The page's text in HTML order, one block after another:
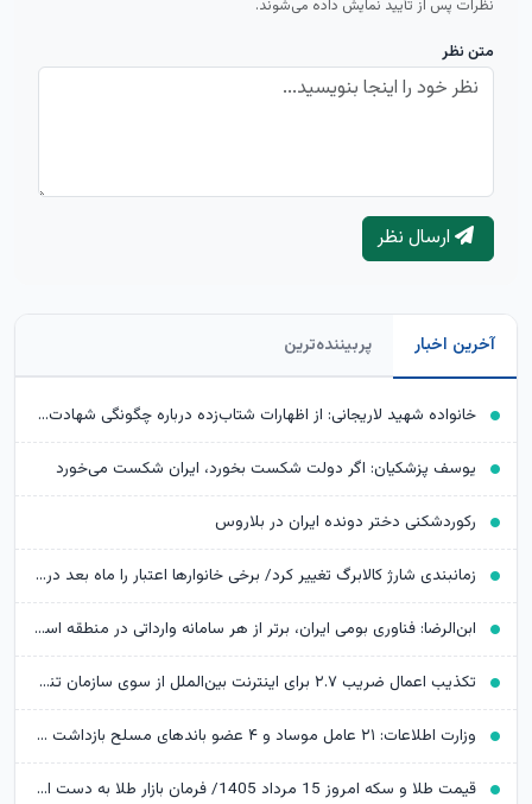
نظرات پس از تأیید نمایش داده می‌شوند.
متن نظر
ارسال نظر
آخرین اخبار پربیننده‌ترین
خانواده شهید لاریجانی: از اظهارات شتاب‌زده درباره چگونگی شهادت اجتناب کنید
یوسف پزشکیان: اگر دولت شکست بخورد، ایران شکست می‌خورد
رکوردشکنی دختر دونده ایران در بلاروس
زمانبندی شارژ کالابرگ تغییر کرد/ برخی خانوارها اعتبار را ماه بعد دریافت می‌کنند
ابن‌الرضا: فناوری بومی ایران، برتر از هر سامانه وارداتی در منطقه است
تکذیب اعمال ضریب ۲.۷ برای اینترنت بین‌الملل از سوی سازمان تنظیم مقررات
وزارت اطلاعات: ۲۱ عامل موساد و ۴ عضو باندهای مسلح بازداشت شدند
قیمت طلا و سکه امروز 15 مرداد 1405/ فرمان بازار طلا به دست اونس جهانی افتاد